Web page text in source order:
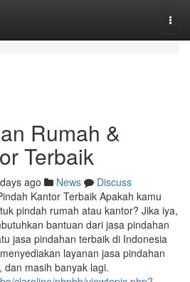
Rumah &
Terbaik
ago News
Discuss
Kantor Terbaik Apakah kamu
pindah rumah atau kantor? Jika iya,
bantuan dari jasa pindahan
jasa pindahan terbaik di Indonesia
layanan jasa pindahan
masih banyak lagi.